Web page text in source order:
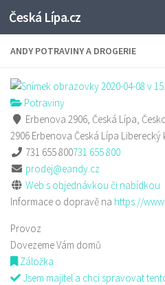
Skip to content
Česká Lípa.cz
ANDY POTRAVINY A DROGERIE
Potraviny
Erbenova 2906, Česká Lípa,
2906 Erbenova Česká Lípa Liberecký
731 655 800731 655 800
prodej@eandy.cz
Web s objednávkou či nabídkou
Informace o dopravě na https://
Provoz
Dovezeme Vám domů
Záložka
Jsem majitel a chci spravovat